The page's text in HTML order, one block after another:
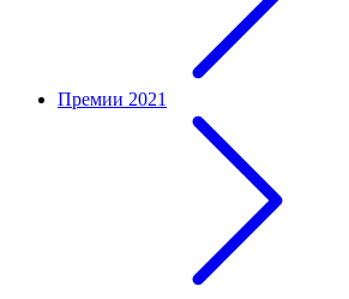
Премии 2021